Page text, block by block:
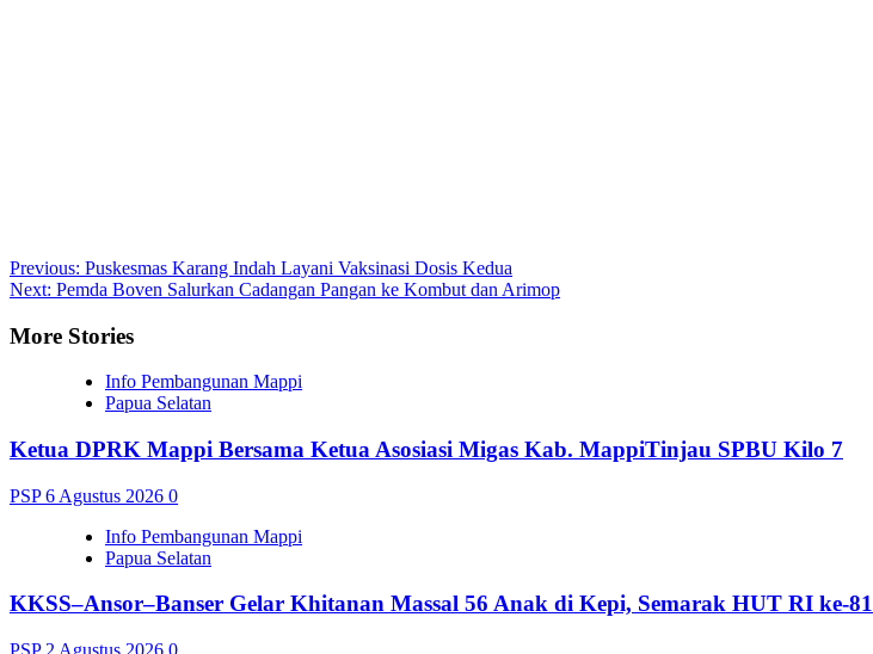
Post
navigation
Previous: Puskesmas Karang Indah Layani Vaksinasi Dosis Kedua
Next: Pemda Boven Salurkan Cadangan Pangan ke Kombut dan Arimop
More Stories
Info Pembangunan Mappi
Papua Selatan
Ketua DPRK Mappi Bersama Ketua Asosiasi Migas Kab. MappiTinjau SPBU Kilo 7
PSP6 Agustus 2026 0
Info Pembangunan Mappi
Papua Selatan
KKSS–Ansor–Banser Gelar Khitanan Massal 56 Anak di Kepi, Semarak HUT RI ke-81